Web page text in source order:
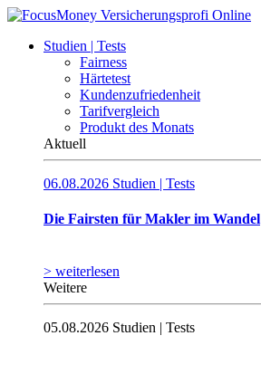
Studien | Tests
Fairness
Härtetest
Kundenzufriedenheit
Tarifvergleich
Produkt des Monats
Aktuell
06.08.2026 Studien | Tests
Die Fairsten für Makler im Wandel
> weiterlesen
Weitere
05.08.2026 Studien | Tests